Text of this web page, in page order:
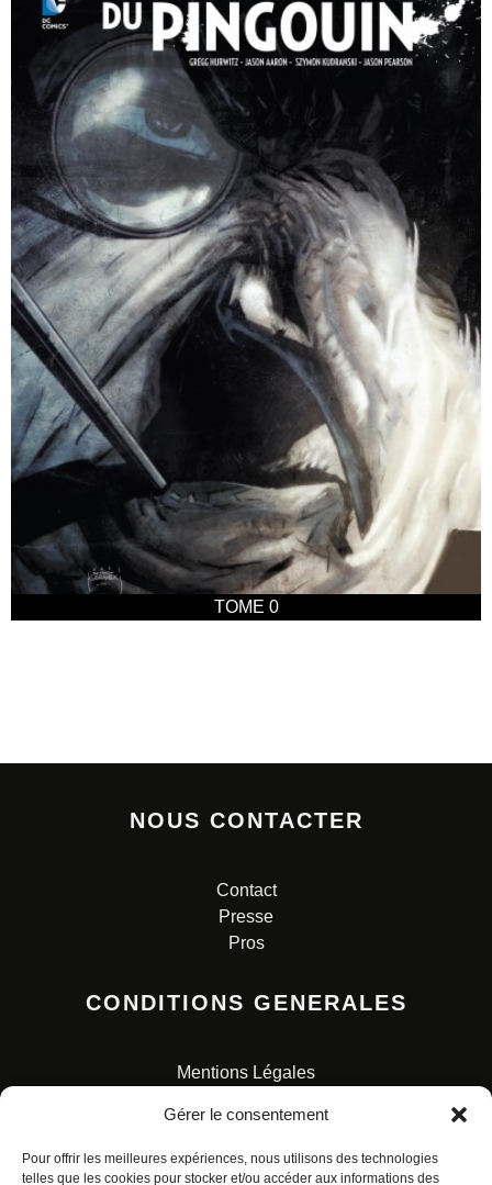
Gérer le consentement
Pour offrir les meilleures expériences, nous utilisons des technologies
telles que les cookies pour stocker et/ou accéder aux informations des
TOME 0
NOUS CONTACTER
Contact
Presse
Pros
CONDITIONS GENERALES
Mentions Légales
Charte pour la protection des données personnelles